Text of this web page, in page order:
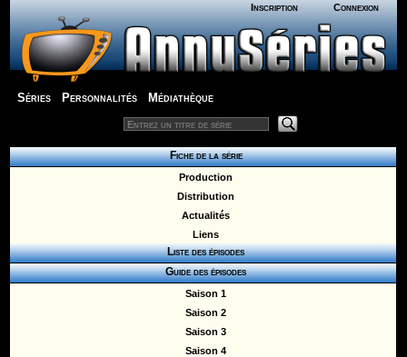
Inscription Connexion
Séries Personnalités Médiathèque
Fiche de la série
Production
Distribution
Actualités
Liens
Liste des épisodes
Guide des épisodes
Saison 1
Saison 2
Saison 3
Saison 4